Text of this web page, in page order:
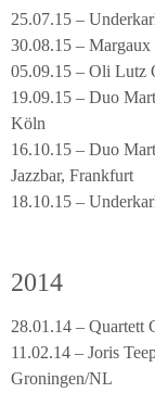
25.07.15 –
30.08.15 –
05.09.15 – Oli Lutz
19.09.15 – Duo
Köln
16.10.15 – Duo
Jazzbar, Frankfurt
18.10.15 –
2014
28.01.14 – Quartett
11.02.14 – Joris
Groningen/NL